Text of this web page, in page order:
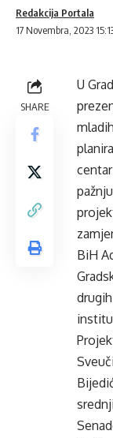
17 Novembra, 2023
Redakcija Portala
SHARE
U
BiH